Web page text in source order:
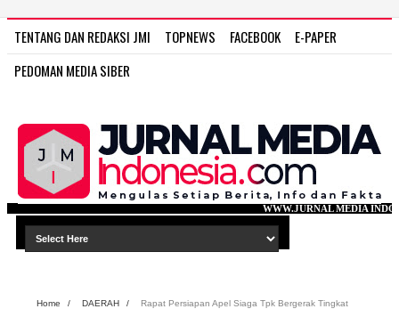
TENTANG DAN REDAKSI JMI TOPNEWS FACEBOOK
E-PAPER
PEDOMAN MEDIA SIBER
WWW.JURNAL MEDIA INDONESIA.COM
Home / DAERAH /
Rapat Persiapan Apel Siaga Tpk Bergerak Tingkat